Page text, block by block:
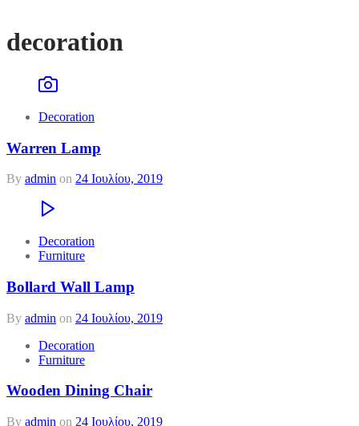
decoration
Decoration
Warren Lamp
By admin on 24 Ιουλίου, 2019
Decoration
Furniture
Bollard Wall Lamp
By admin on 24 Ιουλίου, 2019
Decoration
Furniture
Wooden Dining Chair
By admin on 24 Ιουλίου, 2019